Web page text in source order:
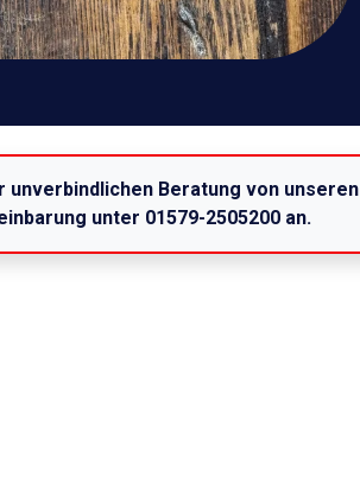
Beratung von unseren
unter 01579-2505200 an.